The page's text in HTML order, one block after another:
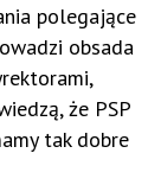
polegające
obsada
że PSP
tak dobre